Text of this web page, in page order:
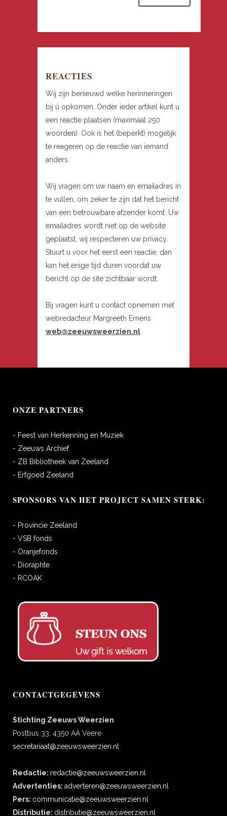
REACTIES
Wij zijn benieuwd welke herinneringen
bij ú opkomen. Onder ieder artikel kunt u
een reactie plaatsen (maximaal 250
woorden). Ook is het (beperkt) mogelijk
te reageren op de reactie van iemand
anders.
Wij vragen om uw naam en emailadres in
te vullen, om zeker te zijn dat het bericht
van een betrouwbare afzender komt. Uw
emailadres wordt niet op de website
geplaatst, wij respecteren uw privacy.
Stuurt u voor het eerst een reactie, dan
kan het enige tijd duren voordat uw
bericht op de site zichtbaar wordt.
Bij vragen kunt u contact opnemen met
webredacteur Margreeth Ernens
web@zeeuwsweerzien.nl
ONZE PARTNERS
- Feest van Herkenning en Muziek
- Zeeuws Archief
- ZB Bibliotheek van Zeeland
- Erfgoed Zeeland
SPONSORS VAN HET PROJECT SAMEN STERK:
- Provincie Zeeland
- VSB fonds
- Oranjefonds
- Dioraphte
- RCOAK
CONTACTGEGEVENS
Stichting Zeeuws Weerzien
Postbus 33, 4350 AA Veere
secretariaat@zeeuwsweerzien.nl
Redactie: redactie@zeeuwsweerzien.nl
Advertenties: adverteren@zeeuwsweerzien.nl
Pers: communicatie@zeeuwsweerzien.nl
Distributie: distributie@zeeuwsweerzien.nl